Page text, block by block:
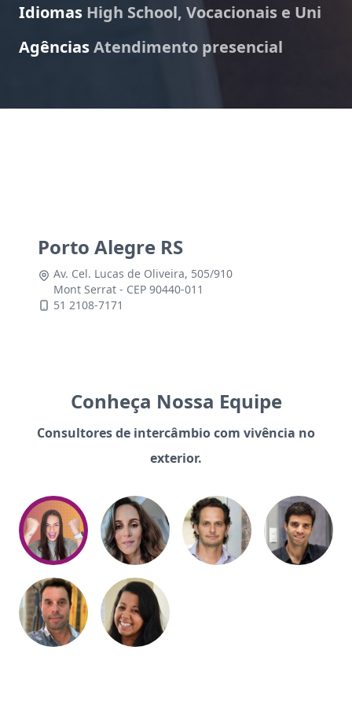
Idiomas High School, Vocacionais e Uni
AgênciasAtendimento presencial
Porto Alegre RS
Av. Cel. Lucas de Oliveira, 505/910
Mont Serrat - CEP 90440-011
51 2108-7171
Conheça Nossa Equipe
Consultores de intercâmbio com vivência no
exterior.